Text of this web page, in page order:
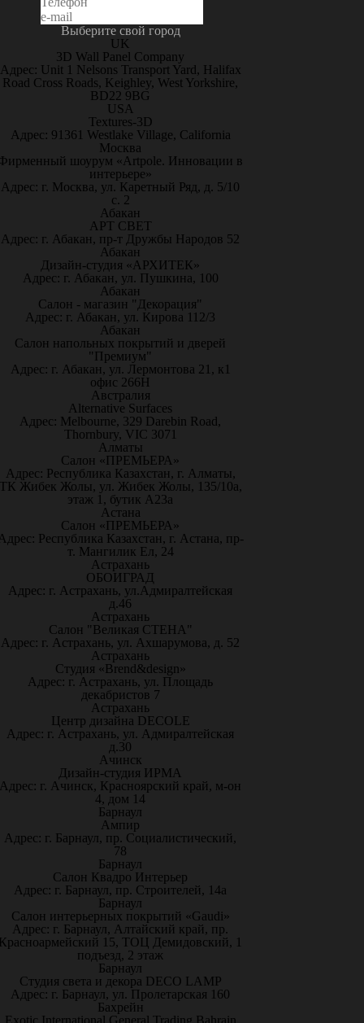
Выберите свой город
UK
3D Wall Panel Company
Адрес: Unit 1 Nelsons Transport Yard, Halifax
Road Cross Roads, Keighley, West Yorkshire,
BD22 9BG
USA
Textures-3D
Адрес: 91361 Westlake Village, California
Москва
шоурум «Artpole. Инновации в
интерьере»
Адрес: г. Москва, ул. Каретный Ряд, д. 5/10
с. 2
Абакан
АРТ СВЕТ
Адрес: г. Абакан, пр-т Дружбы Народов 52
Абакан
Дизайн-студия «АРХИТЕК»
Адрес: г. Абакан, ул. Пушкина, 100
Абакан
Салон - магазин "Декорация"
Адрес: г. Абакан, ул. Кирова 112/3
Абакан
Салон напольных покрытий и дверей
"Премиум"
Адрес: г. Абакан, ул. Лермонтова 21, к1
офис 266Н
Австралия
Alternative Surfaces
Адрес: Melbourne, 329 Darebin Road,
Thornbury, VIC 3071
Алматы
Салон «ПРЕМЬЕРА»
Адрес: Республика Казахстан, г. Алматы,
Жибек Жолы, ул. Жибек Жолы, 135/10а,
этаж 1, бутик А23а
Астана
Салон «ПРЕМЬЕРА»
Республика Казахстан, г. Астана, пр-
т. Мангилик Ел, 24
Астрахань
ОБОИГРАД
Адрес: г. Астрахань, ул.Адмиралтейская
д.46
Астрахань
Салон "Великая СТЕНА"
Адрес: г. Астрахань, ул. Ахшарумова, д. 52
Астрахань
Студия «Brend&design»
Адрес: г. Астрахань, ул. Площадь
декабристов 7
Астрахань
Центр дизайна DECOLE
Адрес: г. Астрахань, ул. Адмиралтейская
д.30
Ачинск
Дизайн-студия ИРМА
Адрес: г. Ачинск, Красноярский край, м-он
4, дом 14
Барнаул
Ампир
Адрес: г. Барнаул, пр. Социалистический,
78
Барнаул
Салон Квадро Интерьер
Адрес: г. Барнаул, пр. Строителей, 14а
Барнаул
Салон интерьерных покрытий «Gaudi»
Адрес: г. Барнаул, Алтайский край, пр.
15, ТОЦ Демидовский, 1
подъезд, 2 этаж
Барнаул
Студия света и декора DECO LAMP
Адрес: г. Барнаул, ул. Пролетарская 160
Бахрейн
Exotic International General Trading Bahrain